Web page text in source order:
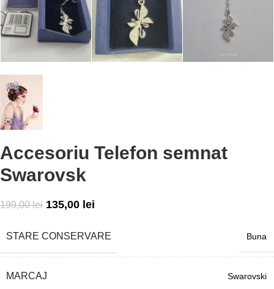
Accesoriu Telefon semnat
Swarovsk
199,00lei 135,00 lei
STARE CONSERVARE Buna
MARCAJ Swarovski